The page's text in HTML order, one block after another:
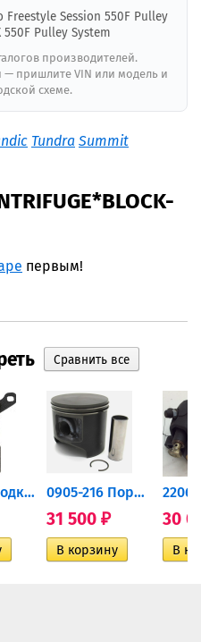
Freestyle Session 550F Pulley
550F Pulley System
производителей.
— пришлите VIN или модель и
схеме.
Tundra Summit
первым!
05-252 Колодки тормозные... 0905-216 Поршень Arctic Cat...
31 500 ₽ 30